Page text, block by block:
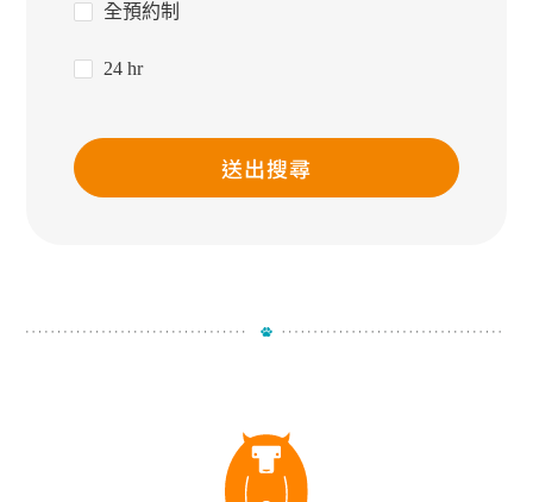
全預約制
24 hr
送出搜尋